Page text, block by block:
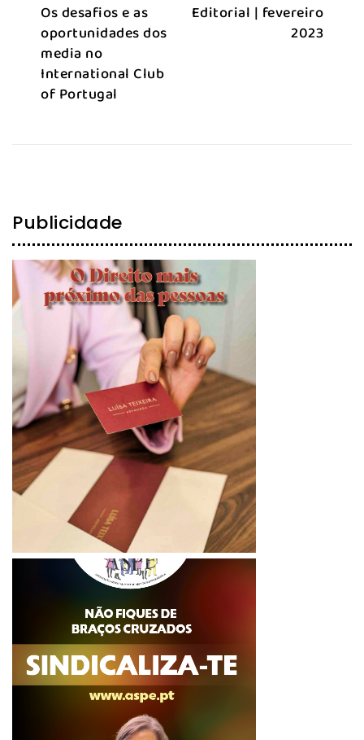
Os desafios e as
oportunidades dos
media no
International Club
of Portugal
Editorial | fevereiro
2023
Publicidade